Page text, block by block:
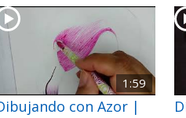
1:59
con Azor |